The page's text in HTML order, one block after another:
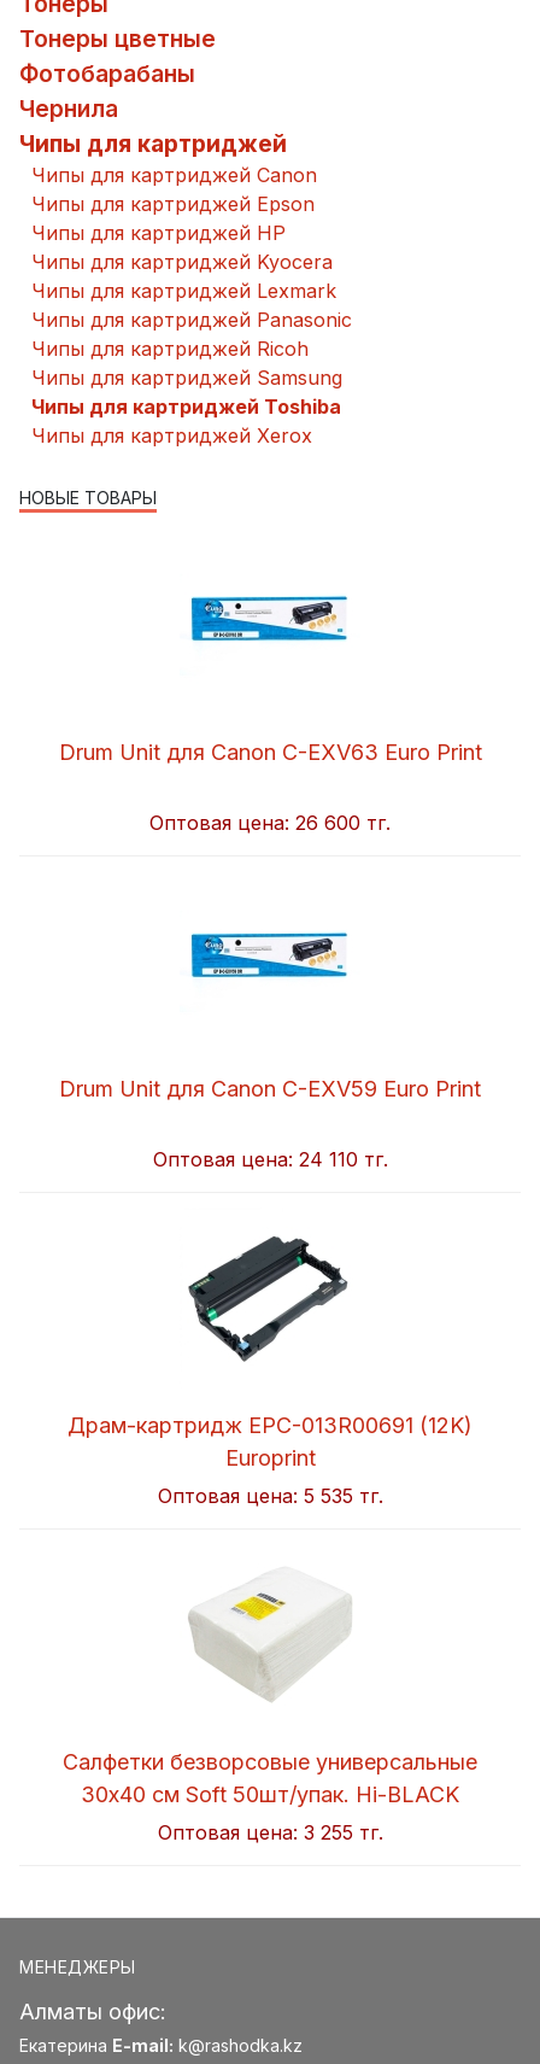
Тонеры цветные
Фотобарабаны
Чернила
Чипы для картриджей
Чипы для картриджей Canon
Чипы для картриджей Epson
Чипы для картриджей HP
Чипы для картриджей Kyocera
Чипы для картриджей Lexmark
Чипы для картриджей Panasonic
Чипы для картриджей Ricoh
Чипы для картриджей Samsung
Чипы для картриджей Toshiba
Чипы для картриджей Xerox
НОВЫЕ ТОВАРЫ
Drum Unit для Canon C-EXV63 Euro Print
Оптовая цена: 26 600 тг.
Drum Unit для Canon C-EXV59 Euro Print
Оптовая цена: 24 110 тг.
Драм-картридж EPC-013R00691 (12K)
Europrint
Оптовая цена: 5 535 тг.
Салфетки безворсовые универсальные
30x40 см Soft 50шт/упак. Hi-BLACK
Оптовая цена: 3 255 тг.
МЕНЕДЖЕРЫ
Алматы офис:
Екатерина E-mail: k@rashodka.kz